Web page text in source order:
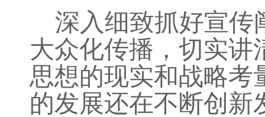
深入细致抓好宣传
大众化传播，切实讲
思想的现实和战略考
的发展还在不断创新